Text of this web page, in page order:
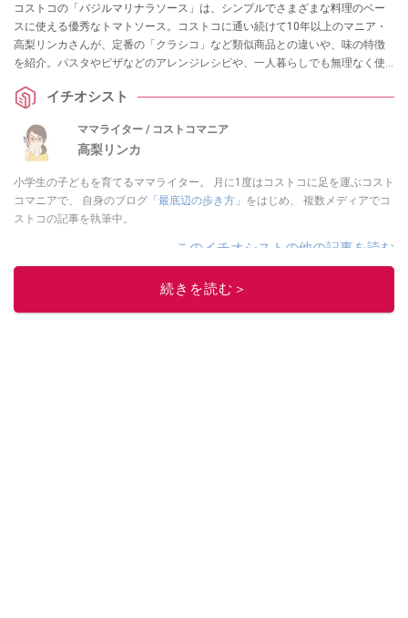
コストコの「バジルマリナラソース」は、シンプルでさまざまな料理のベー
スに使える優秀なトマトソース。コストコに通い続けて10年以上のマニア・
高梨リンカさんが、定番の「クラシコ」など類似商品との違いや、味の特徴
を紹介。パスタやピザなどのアレンジレシピや、一人暮らしでも無理なく使
イチオシスト
ママライター / コストコマニア
高梨リンカ
小学生の子どもを育てるママライター。 月に1度はコストコに足を運ぶコスト
コマニアで、 自身のブログ 「最底辺の歩き方」 をはじめ、 複数メディアでコ
ストコの記事を執筆中。
このイチオシストの他の記事を読む
続きを読む＞